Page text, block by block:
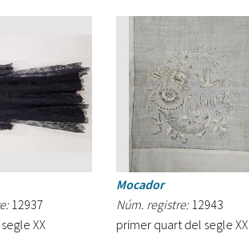
12937
XX
Mocador
Núm. registre: 12943
primer quart del segle XX